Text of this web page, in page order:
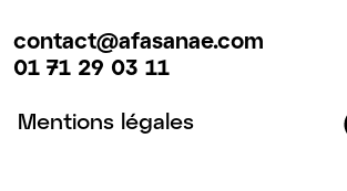
contact@afasanae.com
01 71 29 03 11
Mentions légales